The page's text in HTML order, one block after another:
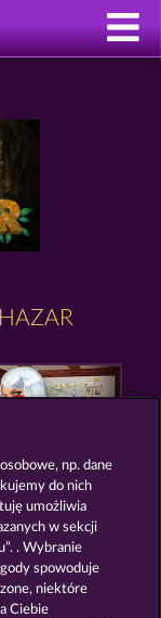
np. dane
do nich
umożliwia
w sekcji
. Wybranie
spowoduje
niektóre
Ciebie